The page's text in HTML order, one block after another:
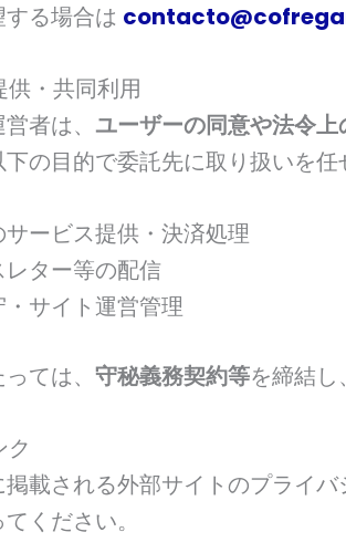
る場合は
供・共同利用
者は、 ユーザーの同意や法令
の目的で委託先に取り扱いを任
ービス提供・決済処理
レター等の配信
サイト運営管理
ては、 守秘義務契約等を締結し
ク
載される外部サイトのプライ
ください。